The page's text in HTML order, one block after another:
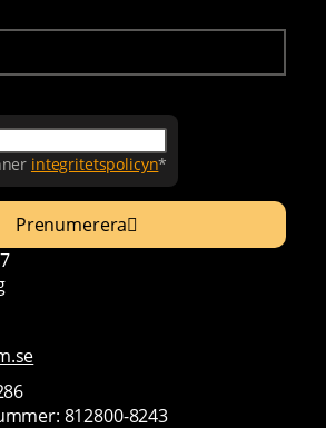
integritetspolicyn*
Prenumerera
812800-8243